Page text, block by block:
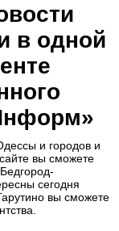
в одной
и городов и
вы сможете
сегодня
вы сможете